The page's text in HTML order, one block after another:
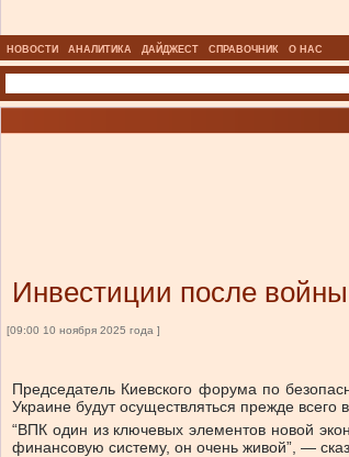
НОВОСТИ АНАЛИТИКА ДАЙДЖЕСТ СПРАВОЧНИК О НАС
Инвестиции после
[09:00 10 ноября 2025 года ]
Председатель Киевского форума по
Украине будут осуществляться прежде
“ВПК один из ключевых элементов новой
финансовую систему, он очень живой”, —